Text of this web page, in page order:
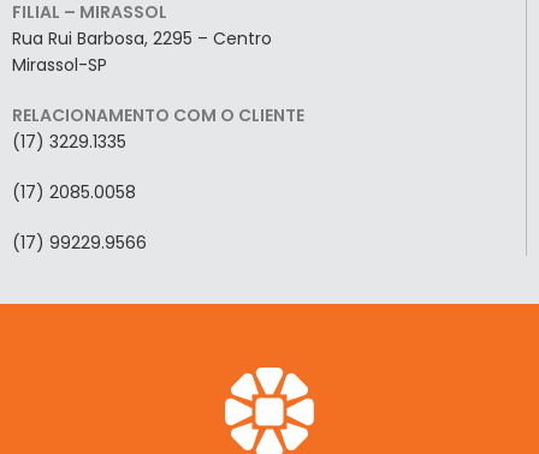
FILIAL – MIRASSOL
Rua Rui Barbosa, 2295 – Centro
Mirassol-SP
RELACIONAMENTO COM O CLIENTE
(17) 3229.1335
(17) 2085.0058
(17) 99229.9566